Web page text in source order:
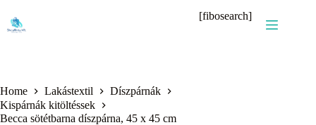
content
[fibosearch]
Home Lakástextil
Díszpárnák
Kispárnák kitöltéssek
Becca sötétbarna díszpárna, 45 x 45 cm